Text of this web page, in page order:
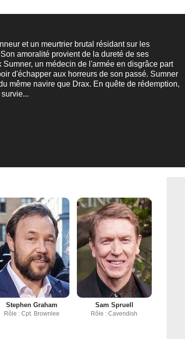
et un meurtrier brutal résidant sur les
amoralité provient de la dureté de ses
un médecin de l'armée en disgrâce part
d'échapper aux horreurs de son passé. Sumner
même navire que Drax. En quête de rédemption,
Stephen Graham
Rôle : Cpt. Brownlee
Sam Spruell
Rôle : Cavendish